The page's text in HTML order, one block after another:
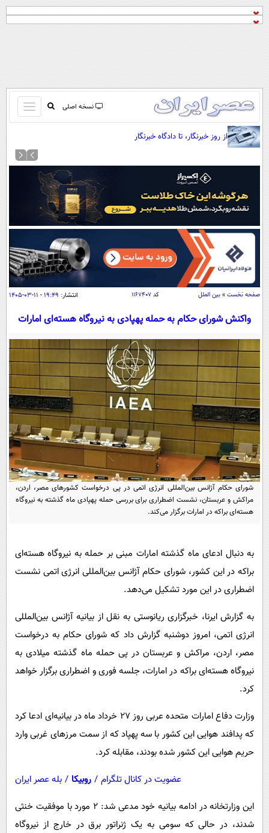
نسخه اصلی
باز
و
کردن
صفحه اول
آرشیو
نظرسنجی
آب و هوا
اوقات شرعی
سواد زندگی
اقتصاد
اقتصادی
جامعه
حوادث
سلامت
یک برش دانایی
محیط زیست
سفر و تفریح
بین الملل
سیاست خارجی
فرهنگ و هنر
علم و دانش
علمی
قرآن
گوناگون
سرگرمی
باشگاه مغز
مجله تصویری سلاح
فیلم
اقتصاد
ورزش
فناوری
گوناگون
محیط زیست
سلامت
اجتماعی
عصر ایران 2
خواندنی ها و دیدنی ها
روانشناسی
آشپزی
آموزش زبان
از روز خبرنگار، تا دادگاه خبرنگار
صفحه نخست » بین الملل کد۱۱۶۷۴۰۷ انتشار: ۱۹:۴۹ - ۱۱-۰۳-۱۴۰۵
واکنش شورای حکام به حمله پهپادی به نیروگاه هسته‌ای امارات
شورای حکام آژانس بین‌المللی انرژی اتمی در پی درخواست کشورهای مصر، اردن،
مراکش و عربستان، نشست اضطراری برای بررسی حمله پهپادی ماه گذشته به نیروگاه
هسته‌ای براکه در امارات برگزار می‌کند.
به دنبال ادعای ماه گذشته امارات مبنی بر حمله به نیروگاه هسته‌ای
براکه در این کشور، شورای حکام آژانس بین‌المللی انرژی اتمی نشست
اضطراری در این مورد تشکیل می‌دهد.
به گزارش ایرنا، خبرگزاری ریانوستی به نقل از بیانیه آژانس بین‌المللی
انرژی اتمی، امروز دوشنبه گزارش داد که شورای حکام به درخواست
مصر، اردن، مراکش و عربستان در پی حمله ماه گذشته میلادی به
نیروگاه هسته‌ای براکه در امارات، جلسه فوری و اضطراری برگزار خواهد
کرد.
وزارت دفاع امارات متحده عربی روز ۲۷ خرداد ماه در بیانیه‌ای ادعا کرد
که پدافند هوایی این کشور با سه پهپاد که از سمت مرزهای غربی وارد
حریم هوایی این کشور شده بودند، مقابله کرد.
عضویت در کانال تلگرام / روبیکا / بله عصر ایران
این وزارتخانه در ادامه بیانیه خود مدعی شد: ۲ مورد با موفقیت خنثی
شدند، در حالی که سومی به یک ژنراتور برق در خارج از نیروگاه